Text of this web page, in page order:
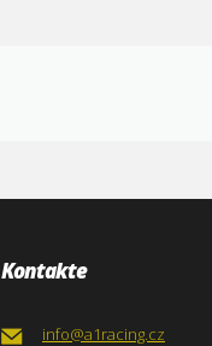
Kontakte
info@a1racing.cz